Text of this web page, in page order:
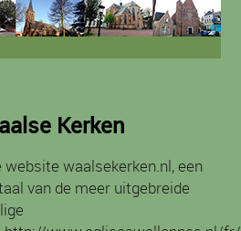
Kerken
website waalsekerken.nl, een
van de meer uitgebreide